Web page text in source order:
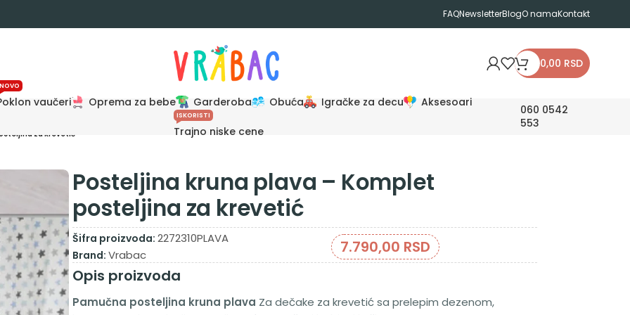
FAQNewsletterBlogO namaKontakt
0,00 RSD
vaučeri
NOVO
Oprema za bebe Garderoba Obuća Igračke za decu Aksesoari
Trajno niske cene
ISKORISTI
060 0542
553
za krevetić
Posteljina kruna plava – Komplet
posteljina za krevetić
Šifra proizvoda: 2272310PLAVA
Brand: Vrabac 7.790,00 RSD
Opis proizvoda
Pamučna posteljina kruna plava Za dečake za krevetićsa prelepim dezenom,